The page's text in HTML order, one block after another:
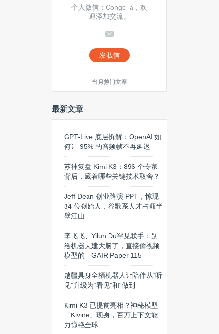
个人微信：Congc_a，欢
迎添加交流。
发私信
当月热门文章
最新文章
GPT-Live 底层拆解：OpenAI 如
何让 95% 的音频帧不再延迟
苏神复盘 Kimi K3：896 个专家
背后，藏着哪些关键技术取舍？
Jeff Dean 创业路演 PPT，惊现
34 位创始人，谷歌系人才占领半
壁江山
李飞飞、Yilun Du罕见联手：别
给机器人建大脑了，直接偷视频
模型的｜GAIR Paper 115
越疆具身全栖机器人让陪伴从“听
见”升级为“看见”和“做到”
Kimi K3 已提前亮相？神秘模型
「Kivine」现身，百万上下文能
力惊艳全球